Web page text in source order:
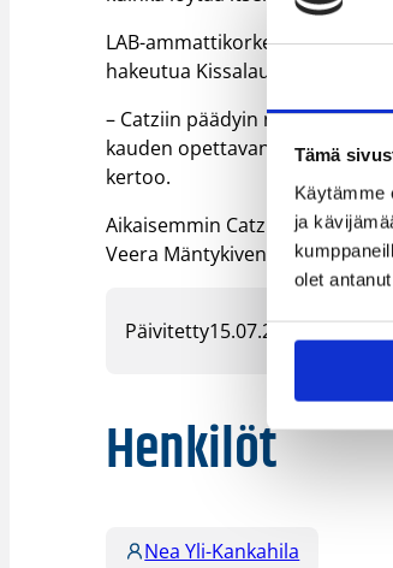
Tämä
Käytämme
ja
olet
LAB-ammattikorkeakoulussa
hakeutua Kissalaumaan.
– Catziin päädyin nyt
kauden opettavan paljon ja
kertoo.
Aikaisemmin Catz on solminut
Veera Mäntykiven kanssa.
Päivitetty15.07.2024
Henkilöt
Nea Yli-Kankahila